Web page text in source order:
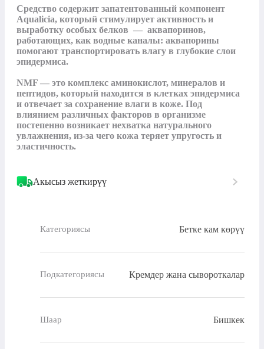
Средство содержит запатентованный компонент
Aqualicia, который стимулирует активность и
выработку особых белков  —  аквапоринов,
работающих, как водные каналы: аквапорины
помогают транспортировать влагу в глубокие слои
эпидермиса.
NMF — это комплекс аминокислот, минералов и
пептидов, который находится в клетках эпидермиса
и отвечает за сохранение влаги в коже. Под
влиянием различных факторов в организме
постепенно возникает нехватка натурального
увлажнения, из-за чего кожа теряет упругость и
эластичность.
Акысыз жеткирүү
Категориясы Бетке кам көрүү
Подкатегориясы Кремдер жана сывороткалар
Шаар Бишкек